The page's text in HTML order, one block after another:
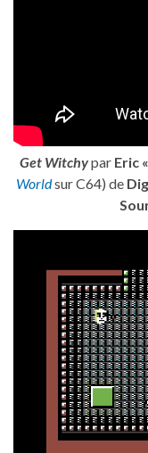
Get Witchypar Eric «
Worldsur C64) de